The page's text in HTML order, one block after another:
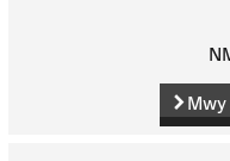
Mwy